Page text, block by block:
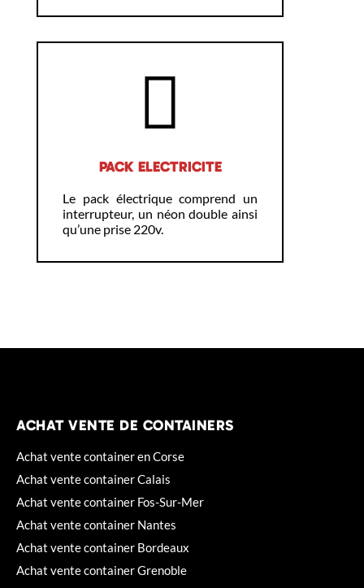
PACK ELECTRICITE
Le pack électrique comprend un
interrupteur, un néon double ainsi
qu’une prise 220v.
ACHAT VENTE DE CONTAINERS
Achat vente container en Corse
Achat vente container Calais
Achat vente container Fos-Sur-Mer
Achat vente container Nantes
Achat vente container Bordeaux
Achat vente container Grenoble